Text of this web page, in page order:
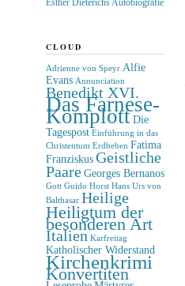
Esther Dieterichs Autobiografie
CLOUD
Adrienne von Speyr Alfie
Evans Annunciation
Benedikt XVI.
Das Farnese-
Komplott Die
Tagespost Einführung in das
Christentum Erdbeben Fatima
Franziskus Geistliche
Paare Georges Bernanos
Gott Guido Horst Hans Urs von
Balthasar Heilige
Heiligtum der
besonderen Art
Italien Karfreitag
Katholischer Widerstand
Kirchenkrimi
Konvertiten